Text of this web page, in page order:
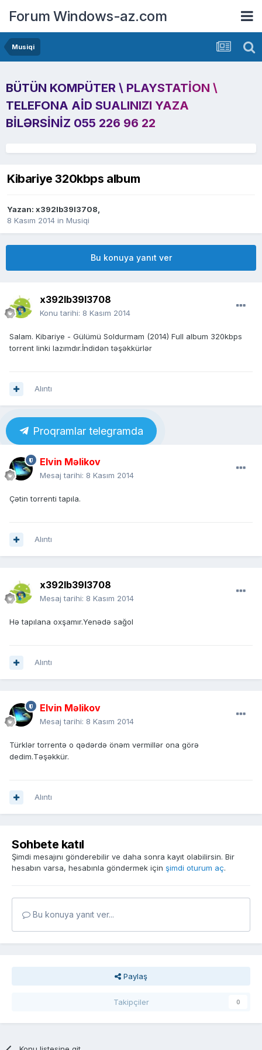
Forum Windows-az.com
Musiqi
BÜTÜN KOMPÜTER \ PLAYSTATION \
TELEFONA AID SUALINIZI YAZA
BILƏRSINIZ 055 226 96 22
Kibariye 320kbps album
Yazan: x392lb39l3708,
8 Kasım 2014 in Musiqi
Bu konuya yanıt ver
x392lb39l3708
Konu tarihi: 8 Kasım 2014
Salam. Kibariye - Gülümü Soldurmam (2014) Full album 320kbps
torrent linki lazımdır.İndidən təşəkkürlər
Alıntı
Proqramlar telegramda
Elvin Məlikov
Mesaj tarihi: 8 Kasım 2014
Çətin torrenti tapıla.
Alıntı
x392lb39l3708
Mesaj tarihi: 8 Kasım 2014
Hə tapılana oxşamır.Yenədə sağol
Alıntı
Elvin Məlikov
Mesaj tarihi: 8 Kasım 2014
Türklər torrentə o qədərdə önəm vermillər ona görə
dedim.Təşəkkür.
Alıntı
Sohbete katıl
Şimdi mesajını gönderebilir ve daha sonra kayıt olabilirsin. Bir
hesabın varsa, hesabınla göndermek için şimdi oturum aç.
Bu konuya yanıt ver...
Paylaş
Takipçiler 0